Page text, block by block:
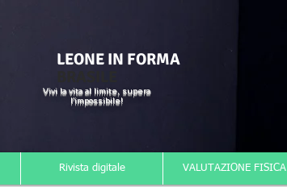
LEONE IN FORMA
Vivi la vita al limite, supera
l'impossibile!
Rivista digitale VALUTAZIONE FISICA